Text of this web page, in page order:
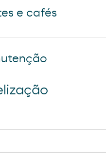
e cafés